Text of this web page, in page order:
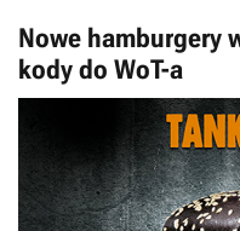
Nowe hamburgery
kody do WoT-a